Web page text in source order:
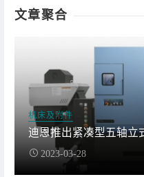
文章聚合
机床及附件
迪恩推出紧凑型五轴立
2023-03-28